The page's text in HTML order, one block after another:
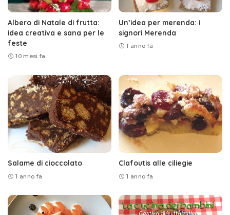
Albero di Natale di frutta:
idea creativa e sana per le
feste
10 mesi fa
Un’idea per merenda: i
signori Merenda
1 anno fa
Salame di cioccolato
1 anno fa
Clafoutis alle ciliegie
1 anno fa